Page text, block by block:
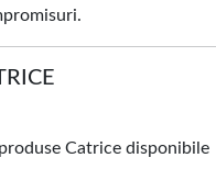
Catrice disponibile